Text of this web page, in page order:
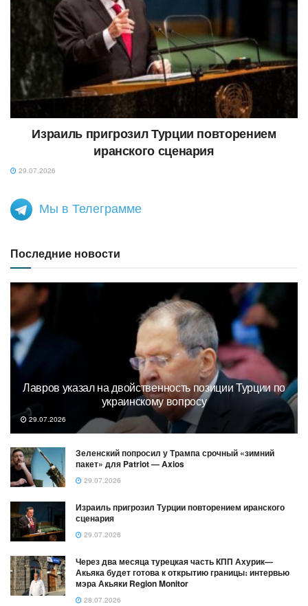
Израиль пригрозил Турции повторением
иранского сценария
29.07.2026
Мы в Телеграмме
Последние новости
Лавров указал на двойственность позиции Турции по
украинскому вопросу
29.07.2026
Зеленский попросил у Трампа срочный «зимний
пакет» для Patriot — Axios
29.07.2026
Израиль пригрозил Турции повторением иранского
сценария
29.07.2026
Через два месяца турецкая часть КПП Ахурик—
Акьяка будет готова к открытию границы։ интервью
мэра Акьяки Region Monitor
28.07.2026